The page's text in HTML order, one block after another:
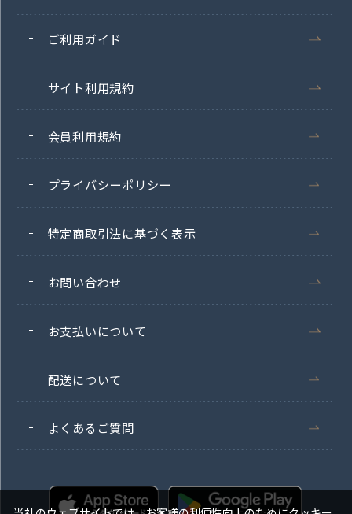
ご利用ガイド
サイト利用規約
会員利用規約
プライバシーポリシー
特定商取引法に基づく表示
お問い合わせ
お支払いについて
配送について
よくあるご質問